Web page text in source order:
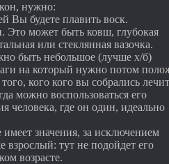
нужно:
Вы будете плавить воск.
Это может быть ковш, глубокая
или стеклянная вазочка.
быть небольшое (лучше х/б)
на который нужно потом
кого кого вы собрались
можно воспользоваться его
человека, где он один, идеально
значения, за исключением
взрослый: тут не подойдет его
возрасте.